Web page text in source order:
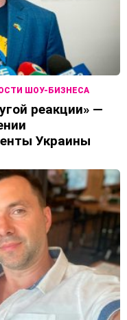
ШОУ-БИЗНЕСА
реакции» —
Украины